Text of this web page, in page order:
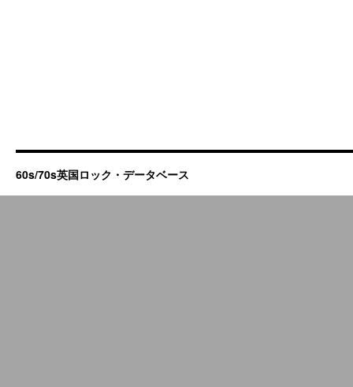
60s/70s英国ロック・データベース